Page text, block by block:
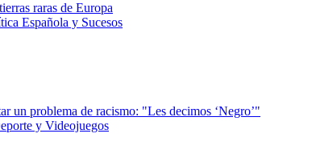
raras de Europa
Española y Sucesos
un problema de racismo: "Les decimos ‘Negro’"
y Videojuegos